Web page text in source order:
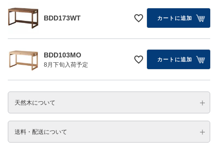
BDD173WT カートに追加
BDD103MO
8月下旬入荷予定
カートに追加
天然木について
送料・配送について